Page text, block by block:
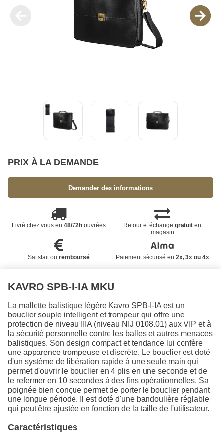
PRIX À LA DEMANDE
Demander des informations
Livré chez vous en 48/72houvrées Retour et échangegratuit en
magasin
Satisfait ou remboursé Paiement sécurisé en 2x, 3x ou 4x
KAVRO SPB-I-IA MKU
La mallette balistique légère Kavro SPB-I-IA est un
bouclier souple intelligent et trompeur qui offre une
protection de niveau IIIA (niveau NIJ 0108.01) aux VIP et à
la sécurité personnelle contre les balles et autres menaces
balistiques. Son design compact et tendance lui confère
une apparence trompeuse et discrète. Le bouclier est doté
d'un système de libération rapide à une seule main qui
permet d'ouvrir le bouclier en 4 plis en une seconde et de
le refermer en 10 secondes à des fins opérationnelles. Sa
poignée bien conçue permet de porter le bouclier pendant
une longue période. Il est doté d'une bandoulière réglable
qui peut être ajustée en fonction de la taille de l'utilisateur.
Caractéristiques